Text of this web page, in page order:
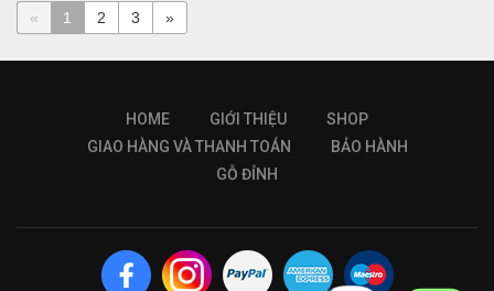
« 1 2 3 »
HOME GIỚI THIỆU
SHOP
GIAO HÀNG VÀ THANH TOÁN
BẢO HÀNH
GỖ ĐỈNH